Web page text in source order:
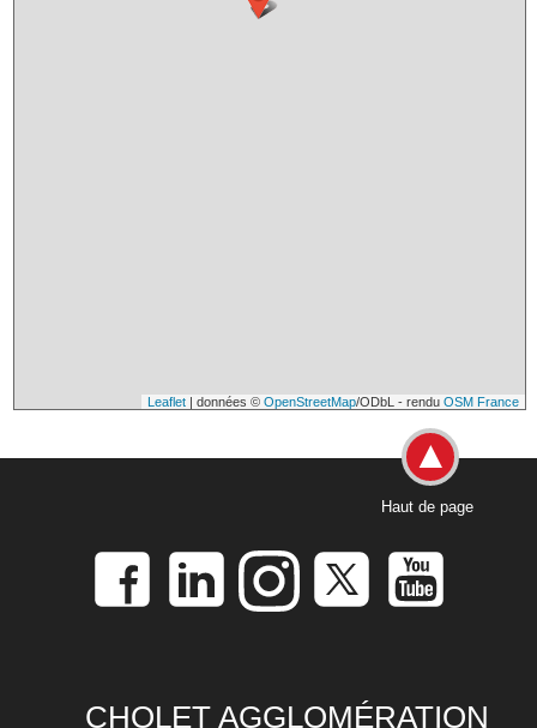
Leaflet| données © OpenStreetMap/ODbL - rendu OSM France
Haut de page
CHOLET AGGLOMÉRATION